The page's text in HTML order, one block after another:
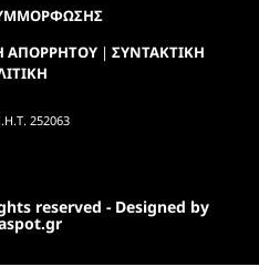
ΑΠΟΡΡΗΤΟΥ| ΣΥΝΤΑΚΤΙΚΗ
252063
reserved - Designed by